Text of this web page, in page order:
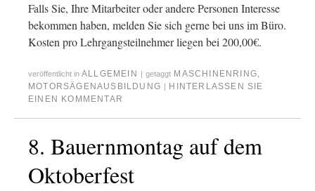
Falls Sie, Ihre Mitarbeiter oder andere Personen Interesse
bekommen haben, melden Sie sich gerne bei uns im Büro.
Kosten pro Lehrgangsteilnehmer liegen bei 200,00€.
veröffentlicht in ALLGEMEIN getaggt MASCHINENRING,
MOTORSÄGENAUSBILDUNG
HINTERLASSEN SIE
EINEN KOMMENTAR
8. Bauernmontag auf dem
Oktoberfest